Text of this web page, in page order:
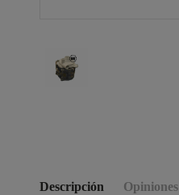
Descripción Opiniones